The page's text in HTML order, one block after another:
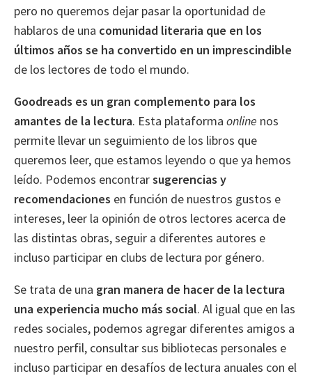
pero no queremos dejar pasar la oportunidad de
hablaros de una comunidad literaria que en los
últimos años se ha convertido en un imprescindible
de los lectores de todo el mundo.
Goodreads es un gran complemento para los
amantes de la lectura. Esta plataforma online nos
permite llevar un seguimiento de los libros que
queremos leer, que estamos leyendo o que ya hemos
leído. Podemos encontrarsugerencias y
recomendaciones en función de nuestros gustos e
intereses, leer la opinión de otros lectores acerca de
las distintas obras, seguir a diferentes autores e
incluso participar en clubs de lectura por género.
Se trata de una gran manera de hacer de la lectura
una experiencia mucho más social. Al igual que en las
redes sociales, podemos agregar diferentes amigos a
nuestro perfil, consultar sus bibliotecas personales e
incluso participar en desafíos de lectura anuales con el